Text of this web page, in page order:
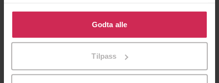
Klikk på «Godta alle» for å gi oss ditt samtykke til å
bruke cookies for alle disse formålene. Du kan også
tilpasse ditt samtykke til spesifikke formål ved å klikke
Godta alle
Tilpass